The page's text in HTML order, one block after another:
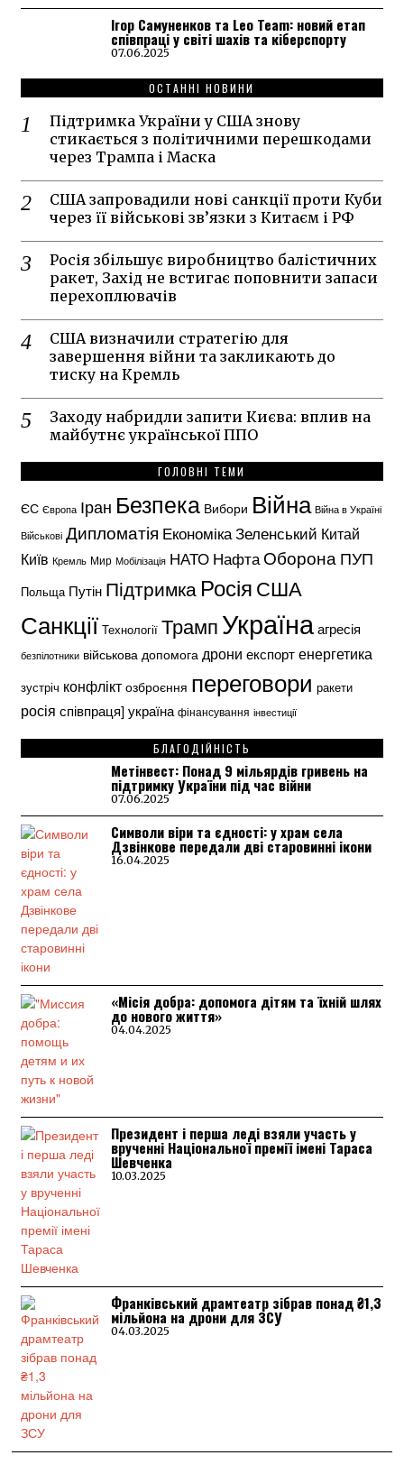
Ігор Самуненков та Leo Team: новий етап
співпраці у світі шахів та кіберспорту
07.06.2025
ОСТАННІ НОВИНИ
Підтримка України у США знову
стикається з політичними перешкодами
через Трампа і Маска
США запровадили нові санкції проти Куби
через її військові зв’язки з Китаєм і РФ
Росія збільшує виробництво балістичних
ракет, Захід не встигає поповнити запаси
перехоплювачів
США визначили стратегію для
завершення війни та закликають до
тиску на Кремль
Заходу набридли запити Києва: вплив на
майбутнє української ППО
ГОЛОВНІ ТЕМИ
ЄС Європа Іран Безпека Вибори Війна Війна в Україні
Військові Дипломатія ЕкономікаЗеленський Китай
Київ Кремль Мир Мобілізація НАТО НафтаОборона ПУП
Польща Путін Підтримка РосіяСША
Санкції Технології ТрампУкраїнаагресія
безпілотники військова допомога дрони експорт енергетика
зустріч конфлікт озброєння переговори ракети
росія співпраця] україна фінансування інвестиції
БЛАГОДІЙНІСТЬ
Метінвест: Понад 9 мільярдів гривень на
підтримку України під час війни
07.06.2025
Символи віри та єдності: у храм села
Дзвінкове передали дві старовинні ікони
16.04.2025
«Місія добра: допомога дітям та їхній шлях
до нового життя»
04.04.2025
Президент і перша леді взяли участь у
врученні Національної премії імені Тараса
Шевченка
10.03.2025
Франківський драмтеатр зібрав понад ₴1,3
мільйона на дрони для ЗСУ
04.03.2025